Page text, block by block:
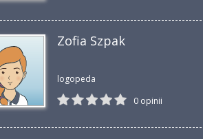
Zofia Szpak
logopeda
0 opinii